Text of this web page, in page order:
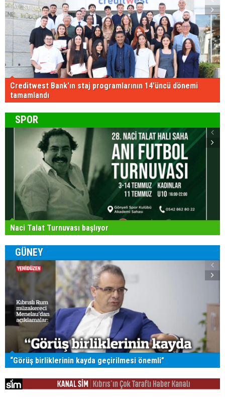
Creditwest Bank'ın staj programlarının 14'üncü dönemi
tamamlandı
SPOR
Naci Talat Turnuvası başlıyor
GÜNEY
“Görüş birliklerinin kayda geçirilmesi önemli”